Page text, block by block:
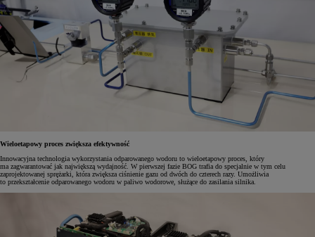
Wieloetapowy proces zwiększa efektywność
Innowacyjna technologia wykorzystania odparowanego wodoru to wieloetapowy proces, który
ma zagwarantować jak największą wydajność. W pierwszej fazie BOG trafia do specjalnie w tym celu
zaprojektowanej sprężarki, która zwiększa ciśnienie gazu od dwóch do czterech razy. Umożliwia
to przekształcenie odparowanego wodoru w paliwo wodorowe, służące do zasilania silnika.